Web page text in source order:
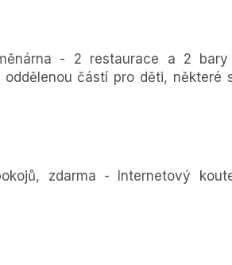
- 2 restaurace a 2
částí pro děti, některé
zdarma - Internetový